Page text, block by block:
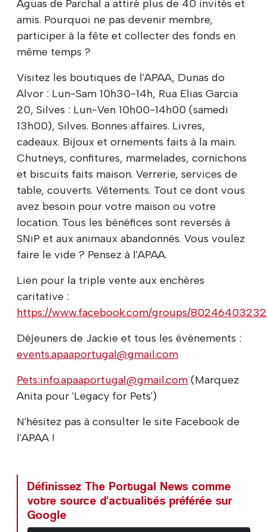
Aguas de Parchal a attiré plus de 40 invités et
amis. Pourquoi ne pas devenir membre,
participer à la fête et collecter des fonds en
même temps ?
Visitez les boutiques de l'APAA, Dunas do
Alvor : Lun-Sam 10h30-14h, Rua Elias Garcia
20, Silves : Lun-Ven 10h00-14h00 (samedi
13h00), Silves. Bonnes affaires. Livres,
cadeaux. Bijoux et ornements faits à la main.
Chutneys, confitures, marmelades, cornichons
et biscuits faits maison. Verrerie, services de
table, couverts. Vêtements. Tout ce dont vous
avez besoin pour votre maison ou votre
location. Tous les bénéfices sont reversés à
SNiP et aux animaux abandonnés. Vous voulez
faire le vide ? Pensez à l'APAA.
Lien pour la triple vente aux enchères
caritative :
https://www.facebook.com/groups/
Déjeuners de Jackie et tous les événements :
events.apaaportugal@gmail.com
Pets:info.apaaportugal@gmail.com (Marquez
Anita pour 'Legacy for Pets')
N'hésitez pas à consulter le site Facebook de
l'APAA !
Définissez The Portugal News comme
votre source d'actualités préférée sur
Google